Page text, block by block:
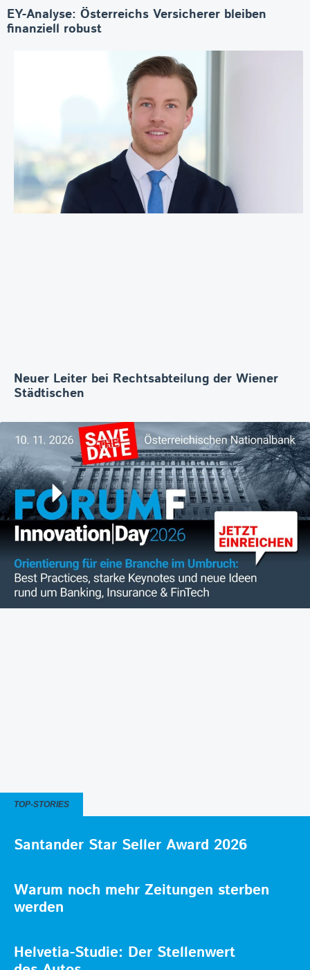
EY-Analyse: Österreichs Versicherer bleiben
finanziell robust
Neuer Leiter bei Rechtsabteilung der Wiener
Städtischen
TOP-STORIES
Santander Star Seller Award 2026
Warum noch mehr Zeitungen sterben
werden
Helvetia-Studie: Der Stellenwert